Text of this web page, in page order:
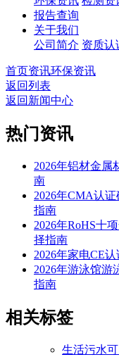
报告查询
关于我们
公司简介 资质认
首页资讯环保资讯
返回列表
返回新闻中心
热门资讯
2026年铝材金属
南
2026年CMA认
指南
2026年RoHS十
择指南
2026年家电CE
2026年游泳馆游
指南
相关标签
生活污水